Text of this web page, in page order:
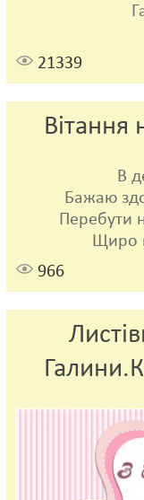
©
21339
Вітання
В
Бажаю
Перебути
Щиро
966